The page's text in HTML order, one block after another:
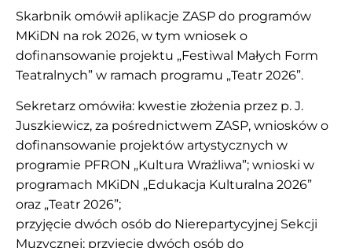
Skarbnik omówił aplikacje ZASP do programów
MKiDN na rok 2026, w tym wniosek o
dofinansowanie projektu „Festiwal Małych Form
Teatralnych” w ramach programu „Teatr 2026”.
Sekretarz omówiła: kwestie złożenia przez p. J.
Juszkiewicz, za pośrednictwem ZASP, wniosków o
dofinansowanie projektów artystycznych w
programie PFRON „Kultura Wrażliwa”; wnioski w
programach MKiDN „Edukacja Kulturalna 2026”
oraz „Teatr 2026”;
przyjęcie dwóch osób do Nierepartycyjnej Sekcji
Muzycznej; przyjęcie dwóch osób do